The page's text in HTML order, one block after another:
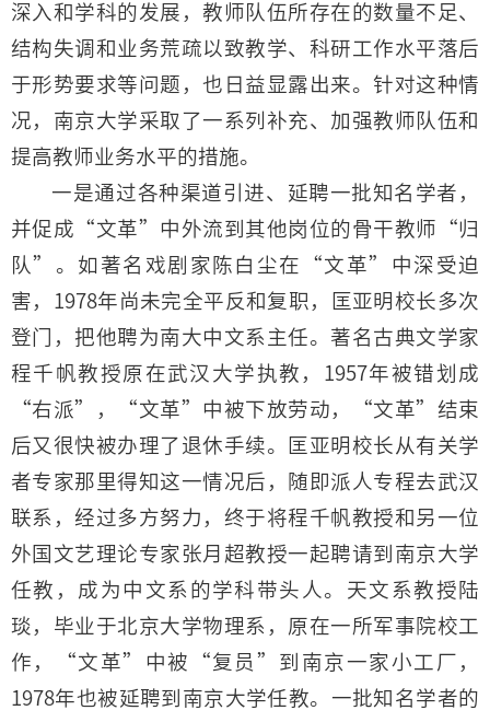
深入和学科的发展，教师队伍所存在的数量不足、
结构失调和业务荒疏以致教学、科研工作水平落后
于形势要求等问题，也日益显露出来。针对这种情
况，南京大学采取了一系列补充、加强教师队伍和
提高教师业务水平的措施。
一是通过各种渠道引进、延聘一批知名学者，
并促成“文革”中外流到其他岗位的骨干教师“归
队”。如著名戏剧家陈白尘在“文革”中深受迫
害，1978年尚未完全平反和复职，匡亚明校长多次
登门，把他聘为南大中文系主任。著名古典文学家
程千帆教授原在武汉大学执教，1957年被错划成
“右派”，“文革”中被下放劳动，“文革”结束
后又很快被办理了退休手续。匡亚明校长从有关学
者专家那里得知这一情况后，随即派人专程去武汉
联系，经过多方努力，终于将程千帆教授和另一位
外国文艺理论专家张月超教授一起聘请到南京大学
任教，成为中文系的学科带头人。天文系教授陆
琰，毕业于北京大学物理系，原在一所军事院校工
作，“文革”中被“复员”到南京一家小工厂，
1978年也被延聘到南京大学任教。一批知名学者的